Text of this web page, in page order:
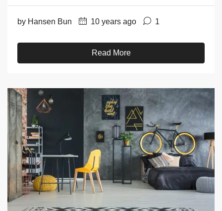
by Hansen Bun 10 years ago 1
Read More